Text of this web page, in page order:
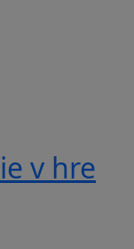
v hre